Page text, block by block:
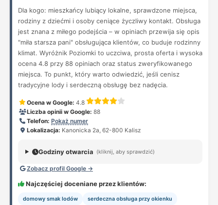
Dla kogo: mieszkańcy lubiący lokalne, sprawdzone miejsca,
rodziny z dziećmi i osoby ceniące życzliwy kontakt. Obsługa
jest znana z miłego podejścia – w opiniach przewija się opis
"miła starsza pani" obsługująca klientów, co buduje rodzinny
klimat. Wyróżnik Poziomki to uczciwa, prosta oferta i wysoka
ocena 4.8 przy 88 opiniach oraz status zweryfikowanego
miejsca. To punkt, który warto odwiedzić, jeśli cenisz
tradycyjne lody i serdeczną obsługę bez nadęcia.
Ocena w Google: 4.8
Liczba opinii w Google: 88
Telefon: Pokaż numer
Lokalizacja: Kanonicka 2a, 62-800 Kalisz
Godziny otwarcia (kliknij, aby sprawdzić)
Zobacz profil Google →
Najczęściej doceniane przez klientów:
domowy smak lodów
serdeczna obsługa przy okienku